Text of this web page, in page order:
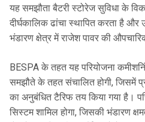
यह समझौता बैटरी स्टोरेज सुविधा के
दीर्घकालिक ढांचा स्थापित करता है और
भंडारण क्षेत्र में राजेश पावर की
BESPA के तहत यह परियोजना
समझौते के तहत संचालित होगी, जिसमें
का अनुबंधित टैरिफ तय किया गया है।
सिस्टम शामिल होगा, जिसकी भंडारण